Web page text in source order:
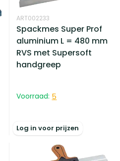
ART002233
Spackmes Super Prof
aluminium L = 480 mm
RVS met Supersoft
handgreep
Voorraad: 5
Log in voor prijzen